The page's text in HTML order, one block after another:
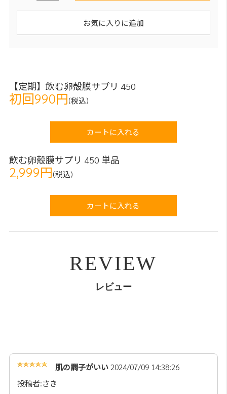
お気に入りに追加
【定期】飲む卵殻膜サプリ 450
初回990円(税込)
カートに入れる
飲む卵殻膜サプリ 450 単品
2,999円(税込)
カートに入れる
REVIEW
レビュー
肌の調子がいい2024/07/09 14:38:26
投稿者:さき